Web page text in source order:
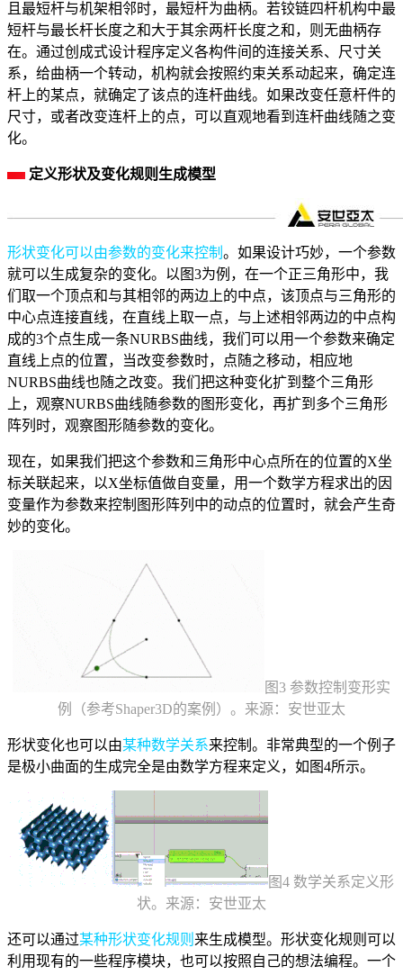
且最短杆与机架相邻时，最短杆为曲柄。若铰链四杆机构中最
短杆与最长杆长度之和大于其余两杆长度之和，则无曲柄存
在。通过创成式设计程序定义各构件间的连接关系、尺寸关
系，给曲柄一个转动，机构就会按照约束关系动起来，确定连
杆上的某点，就确定了该点的连杆曲线。如果改变任意杆件的
尺寸，或者改变连杆上的点，可以直观地看到连杆曲线随之变
化。
定义形状及变化规则生成模型
形状变化可以由参数的变化来控制 。如果设计巧妙，一个参数
就可以生成复杂的变化。以图3为例，在一个正三角形中，我
们取一个顶点和与其相邻的两边上的中点，该顶点与三角形的
中心点连接直线，在直线上取一点，与上述相邻两边的中点构
成的3个点生成一条NURBS曲线，我们可以用一个参数来确定
直线上点的位置，当改变参数时，点随之移动，相应地
NURBS曲线也随之改变。我们把这种变化扩到整个三角形
上，观察NURBS曲线随参数的图形变化，再扩到多个三角形
阵列时，观察图形随参数的变化。
现在，如果我们把这个参数和三角形中心点所在的位置的X坐
标关联起来，以X坐标值做自变量，用一个数学方程求出的因
变量作为参数来控制图形阵列中的动点的位置时，就会产生奇
妙的变化。
图3 参数控制变形实
例（参考Shaper3D的案例）。来源：安世亚太
形状变化也可以由某种数学关系来控制。非常典型的一个例子
是极小曲面的生成完全是由数学方程来定义，如图4所示。
图4 数学关系定义形
状。来源：安世亚太
还可以通过某种形状变化规则 来生成模型。形状变化规则可以
利用现有的一些程序模块，也可以按照自己的想法编程。一个